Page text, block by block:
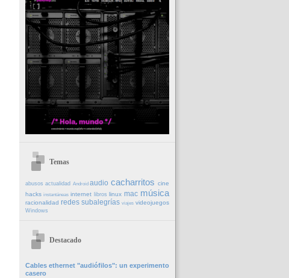
Temas
abusosactualidad Androidaudio cacharritos cine
hacksinstantáneas internet libros linux mac música
racionalidad redes subalegríasviajes videojuegos
Windows
Destacado
Cables ethernet "audiófilos": un experimento
casero